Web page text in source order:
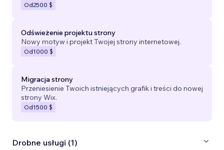
Od2500 $
Odświeżenie projektu strony
Nowy motyw i projekt Twojej strony internetowej.
Od1000 $
Migracja strony
Przeniesienie Twoich istniejących grafik i treści do nowej
strony Wix.
Od1500 $
Drobne usługi (1)